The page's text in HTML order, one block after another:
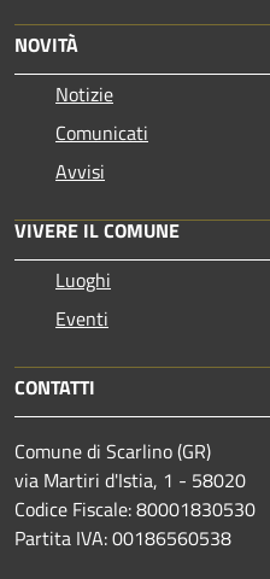
NOVITÀ
Notizie
Comunicati
Avvisi
VIVERE IL COMUNE
Luoghi
Eventi
CONTATTI
Comune di Scarlino (GR)
via Martiri d'Istia, 1 - 58020
Codice Fiscale: 80001830530
Partita IVA: 00186560538